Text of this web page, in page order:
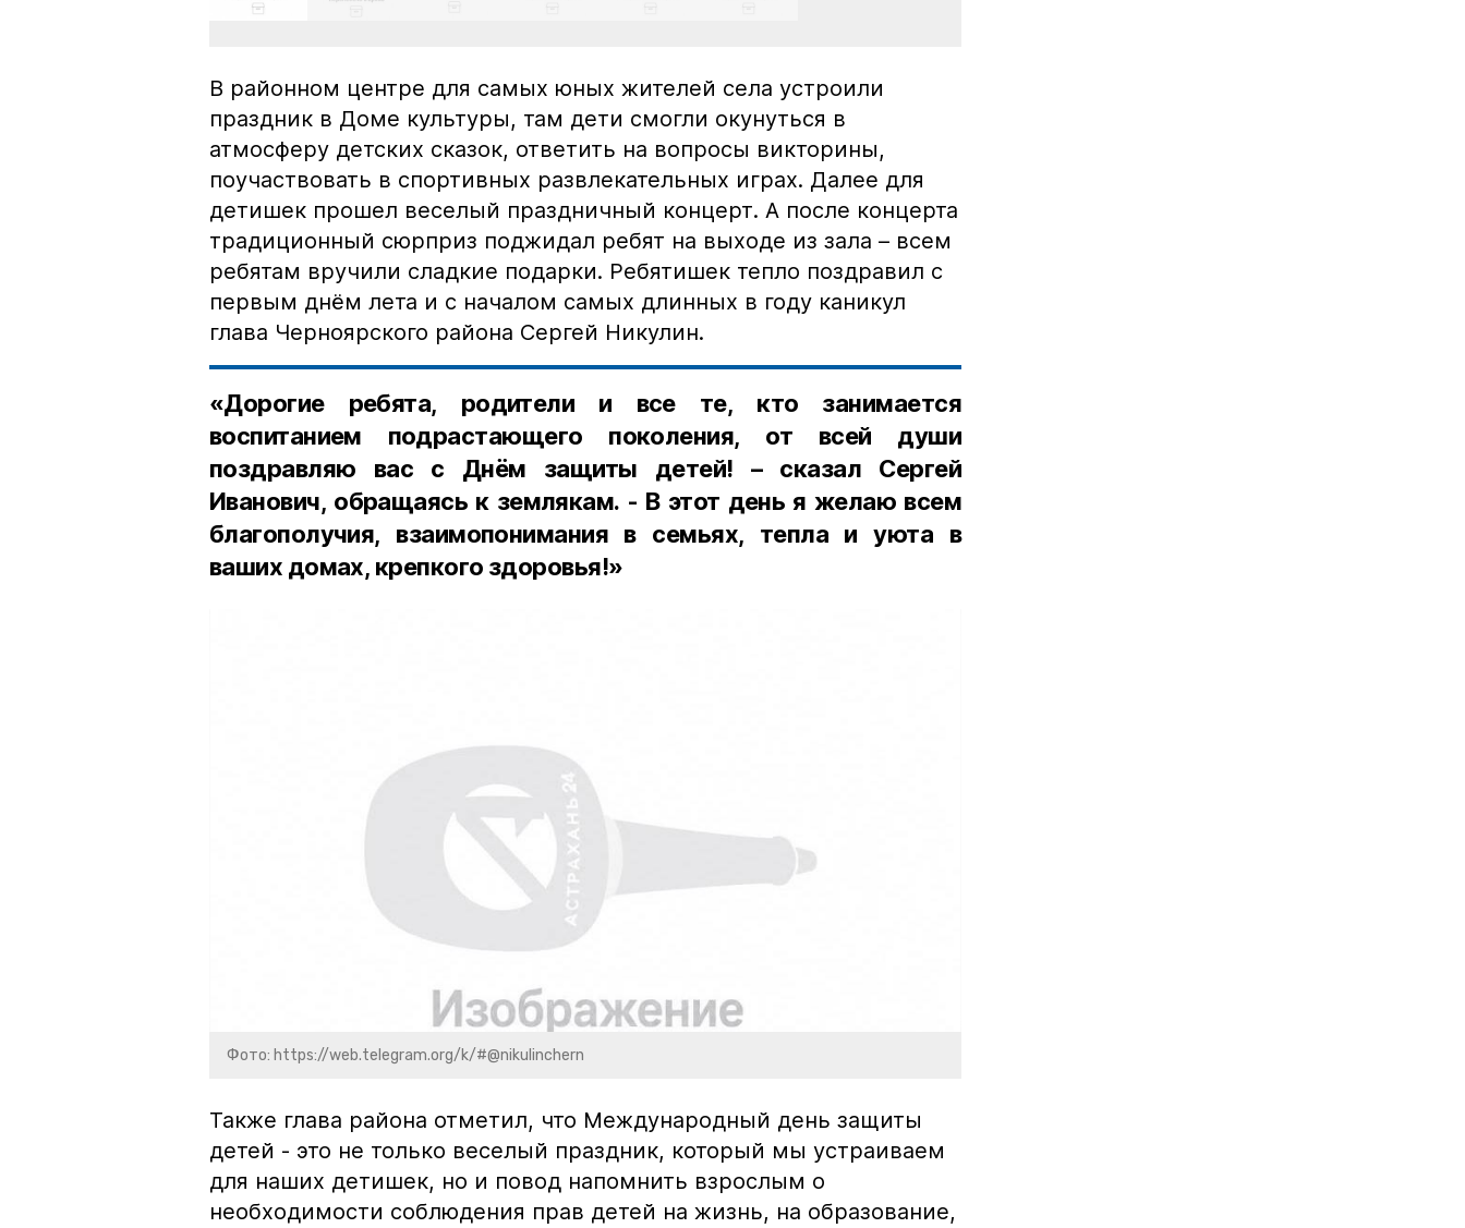
В районном центре для самых юных жителей села устроили
праздник в Доме культуры, там дети смогли окунуться в
атмосферу детских сказок, ответить на вопросы викторины,
поучаствовать в спортивных развлекательных играх. Далее для
детишек прошел веселый праздничный концерт. А после концерта
традиционный сюрприз поджидал ребят на выходе из зала – всем
ребятам вручили сладкие подарки. Ребятишек тепло поздравил с
первым днём лета и с началом самых длинных в году каникул
глава Черноярского района Сергей Никулин.
«Дорогие ребята, родители и все те, кто занимается
воспитанием подрастающего поколения, от всей души
поздравляю вас с Днём защиты детей! – сказал Сергей
Иванович, обращаясь к землякам. - В этот день я желаю всем
благополучия, взаимопонимания в семьях, тепла и уюта в
ваших домах, крепкого здоровья!»
Фото: https://web.telegram.org/k/#@nikulinchern
Также глава района отметил, что Международный день защиты
детей - это не только веселый праздник, который мы устраиваем
для наших детишек, но и повод напомнить взрослым о
необходимости соблюдения прав детей на жизнь, на образование,